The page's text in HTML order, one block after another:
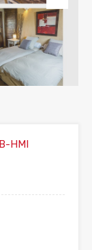
HMI